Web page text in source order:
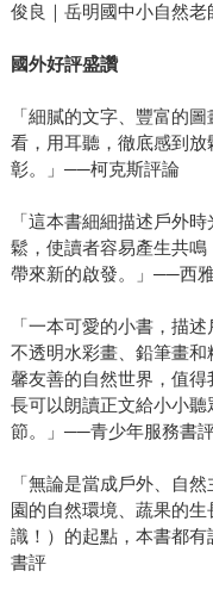
俊良｜岳明國中小自然
國外好評盛讚
「細膩的文字、豐富的
看，用耳聽，徹底感到
彰。」──柯克斯評論
「這本書細細描述戶外
鬆，使讀者容易產生共
帶來新的啟發。」──西
「一本可愛的小書，描
不透明水彩畫、鉛筆畫
馨友善的自然世界，值
長可以朗讀正文給小小
節。」──青少年服務書
「無論是當成戶外、自
園的自然環境、蔬果的
識！）的起點，本書都
書評